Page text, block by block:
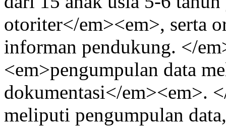
otoriter</em><em>, serta
informan pendukung. </
<em>pengumpulan data
dokumentasi</em><em>.
meliputi pengumpulan